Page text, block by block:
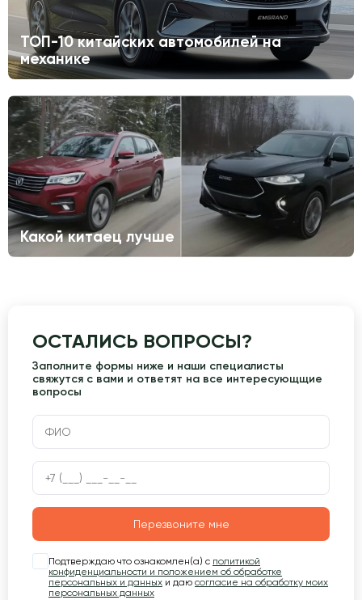
ТОП-10 китайских автомобилей на
механике
Какой китаец лучше
ОСТАЛИСЬ ВОПРОСЫ?
Заполните формы ниже и наши специалисты
свяжутся с вами и ответят на все интересующщие
вопросы
Перезвоните мне
Подтверждаю что ознакомлен(а) с политикой
конфиденциальности и положением об обработке
персональных и данных и даю согласие на обработку моих
персональных данных